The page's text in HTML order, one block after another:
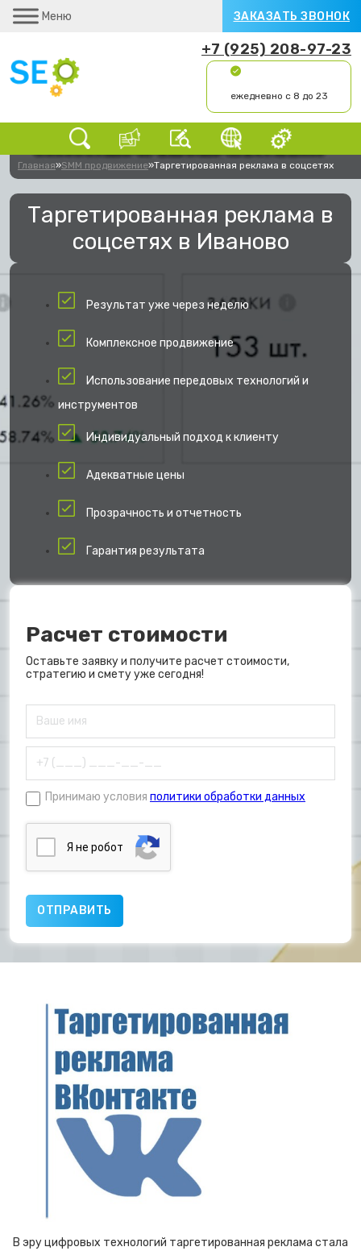
Меню ЗАКАЗАТЬ ЗВОНОК
+7 (925) 208-97-23
ежедневно с 8 до 23
Главная»SMM продвижение»Таргетированная реклама в соцсетях
Таргетированная реклама в
соцсетях в Иваново
Результат уже через неделю
Комплексное продвижение
Использование передовых технологий и
инструментов
Индивидуальный подход к клиенту
Адекватные цены
Прозрачность и отчетность
Гарантия результата
Расчет стоимости
Оставьте заявку и получите расчет стоимости,
стратегию и смету уже сегодня!
Принимаю условия политики обработки данных
Я нe poбoт
В эру цифровых технологий таргетированная реклама стала